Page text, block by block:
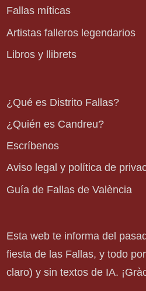
Fallas míticas
Artistas falleros legendarios
Libros y llibrets
¿Qué es Distrito Fallas?
¿Quién es Candreu?
Escríbenos
Aviso legal y política de
Guía de Fallas de València
Esta web te informa del
fiesta de las Fallas, y todo
claro) y sin textos de IA.